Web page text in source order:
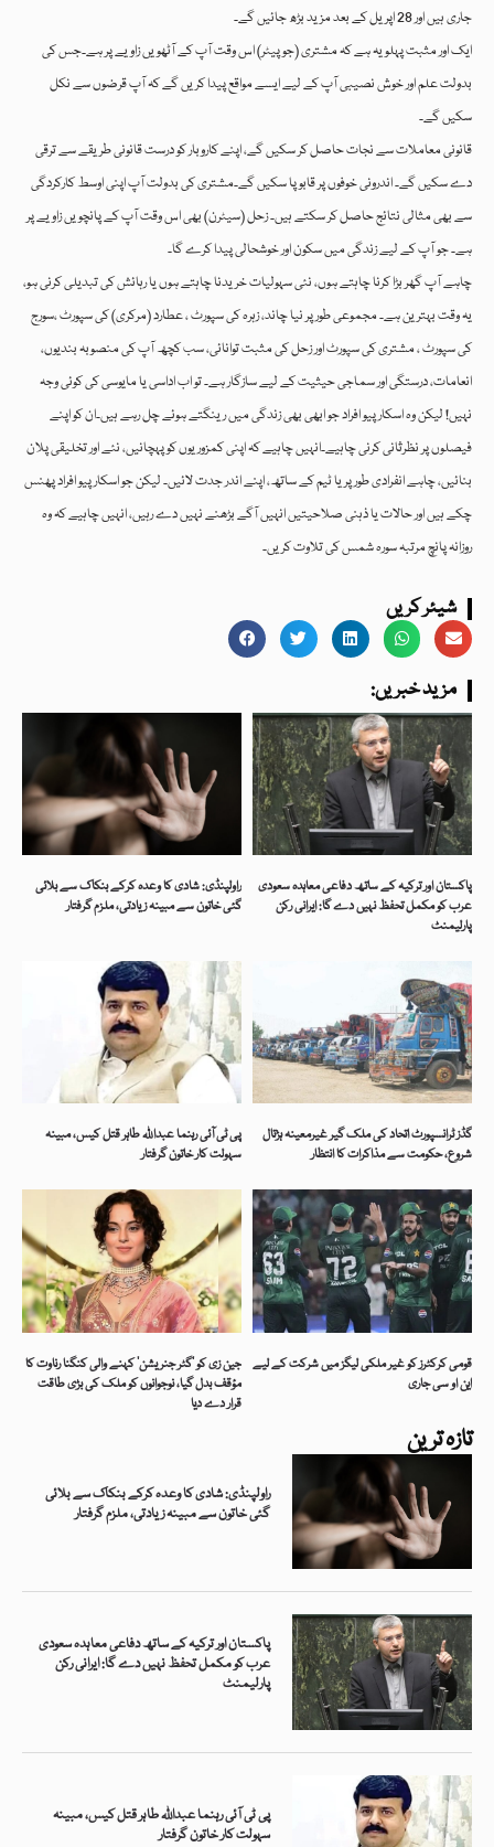
تازہ ترین
راولپنڈی: شادی کا وعدہ کرکے بنکاک سے بلائی
گئی خاتون سے مبینہ زیادتی، ملزم گرفتار
پاکستان اور ترکیہ کے ساتھ دفاعی معاہدہ سعودی
عرب کو مکمل تحفظ نہیں دے گا: ایرانی رکن
پارلیمنٹ
پی ٹی آئی رہنما عبداللہ طاہر قتل کیس، مبینہ
سہولت کار خاتون گرفتار
جاری ہیں اور 28 اپریل کے بعد مزید بڑھ جائیں گے۔
ایک اور مثبت پہلو یہ ہے کہ مشتری (جوپیٹر) اس وقت آپ کے آٹھویں زاویے پر ہے۔جس کی
بدولت علم اور خوش نصیبی آپ کے لیے ایسے مواقع پیدا کریں گے کہ آپ قرضوں سے نکل
سکیں گے۔
قانونی معاملات سے نجات حاصل کر سکیں گے، اپنے کاروبار کو درست قانونی طریقے سے ترقی
دے سکیں گے۔ اندرونی خوفوں پر قابو پا سکیں گے۔مشتری کی بدولت آپ اپنی اوسط کارکردگی
سے بھی مثالی نتائج حاصل کر سکتے ہیں۔ زحل (سیٹرن) بھی اس وقت آپ کے پانچویں زاویے پر
ہے۔ جو آپ کے لیے زندگی میں سکون اور خوشحالی پیدا کرے گا۔
چاہے آپ گھر بڑا کرنا چاہتے ہوں، نئی سہولیات خریدنا چاہتے ہوں یا رہائش کی تبدیلی کرنی ہو،
یہ وقت بہترین ہے۔ مجموعی طور پر نیا چاند، زہرہ کی سپورٹ ، عطارد (مرکری) کی سپورٹ ،سورج
کی سپورٹ ، مشتری کی سپورٹ اور زحل کی مثبت توانائی، سب کچھ آپ کی منصوبہ بندیوں،
انعامات، درستگی اور سماجی حیثیت کے لیے سازگار ہے۔ تو اب اداسی یا مایوسی کی کوئی وجہ
نہیں! لیکن وہ اسکارپیو افراد جو ابھی بھی زندگی میں رینگتے ہوئے چل رہے ہیں۔ان کو اپنے
فیصلوں پر نظرثانی کرنی چاہیے۔انہیں چاہیے کہ اپنی کمزوریوں کو پہچانیں، نئے اور تخلیقی پلان
بنائیں، چاہے انفرادی طور پر یا ٹیم کے ساتھ، اپنے اندر جدت لائیں۔ لیکن جو اسکارپیو افراد پھنس
چکے ہیں اور حالات یا ذہنی صلاحیتیں انہیں آگے بڑھنے نہیں دے رہیں، انہیں چاہیے کہ وہ
روزانہ پانچ مرتبہ سورہ شمس کی تلاوت کریں۔
شیئر کریں
:مزید خبریں
راولپنڈی: شادی کا وعدہ کرکے بنکاک سے بلائی
گئی خاتون سے مبینہ زیادتی، ملزم گرفتار
پاکستان اور ترکیہ کے ساتھ دفاعی معاہدہ سعودی
عرب کو مکمل تحفظ نہیں دے گا: ایرانی رکن
پارلیمنٹ
پی ٹی آئی رہنما عبداللہ طاہر قتل کیس، مبینہ
سہولت کار خاتون گرفتار
گڈز ٹرانسپورٹ اتحاد کی ملک گیر غیرمعینہ ہڑتال
شروع، حکومت سے مذاکرات کا انتظار
جین زی کو ’گٹر جنریشن‘ کہنے والی کنگنا رناوت کا
مؤقف بدل گیا، نوجوانوں کو ملک کی بڑی طاقت
قرار دے دیا
قومی کرکٹرز کو غیر ملکی لیگز میں شرکت کے لیے
این او سی جاری